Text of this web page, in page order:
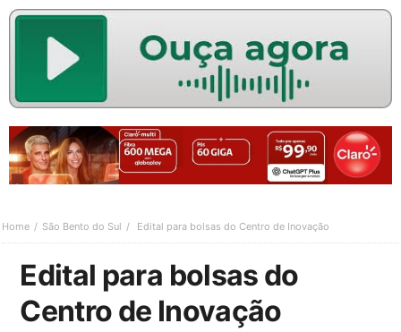
Home São Bento do Sul Edital para bolsas do Centro de Inovação
Edital para bolsas do
Centro de Inovação